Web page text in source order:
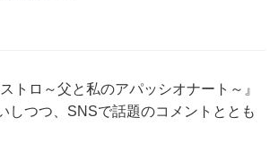
トロ～父と私のアパッシオナート～』
しつつ、SNSで話題のコメントととも